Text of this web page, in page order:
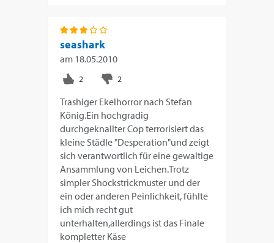
seashark
am 18.05.2010
Trashiger Ekelhorror nach Stefan
König.Ein hochgradig
durchgeknallter Cop terrorisiert das
kleine Städle "Desperation"und zeigt
sich verantwortlich für eine gewaltige
Ansammlung von Leichen.Trotz
simpler Shockstrickmuster und der
ein oder anderen Peinlichkeit, fühlte
ich mich recht gut
unterhalten,allerdings ist das Finale
kompletter Käse